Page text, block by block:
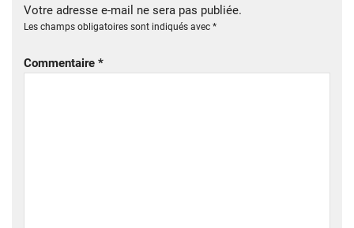
Votre adresse e-mail ne sera pas publiée.
Les champs obligatoires sont indiqués avec *
Commentaire *